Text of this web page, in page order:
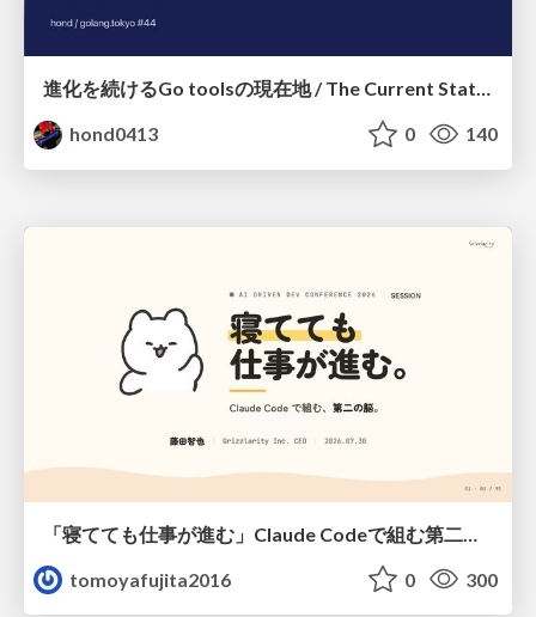
進化を続けるGo toolsの現在地 / The Current State of Ever-Evolving Go Tools
hond0413
0 140
tomoyafujita2016
0 300